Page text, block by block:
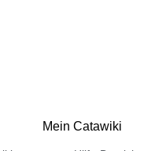
Mein Catawiki